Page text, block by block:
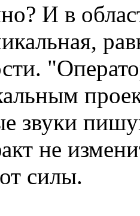
И в
звуки
не
силы.